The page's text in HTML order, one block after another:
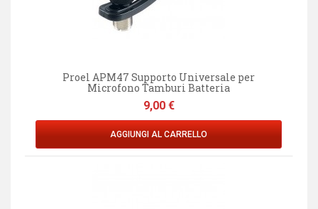
Proel APM47 Supporto Universale per
Microfono Tamburi Batteria
Prezzo
9,00 €
AGGIUNGI AL CARRELLO